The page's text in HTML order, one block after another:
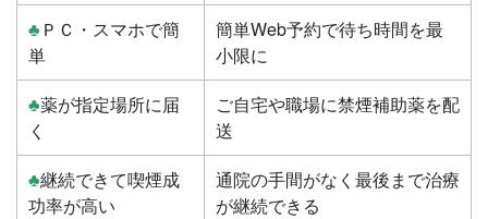
♣ ＰＣ・スマホで簡
単
簡単Web予約で待ち時間を最
小限に
♣薬が指定場所に届
く
ご自宅や職場に禁煙補助薬を配
送
♣継続できて喫煙成
功率が高い
通院の手間がなく最後まで治療
が継続できる